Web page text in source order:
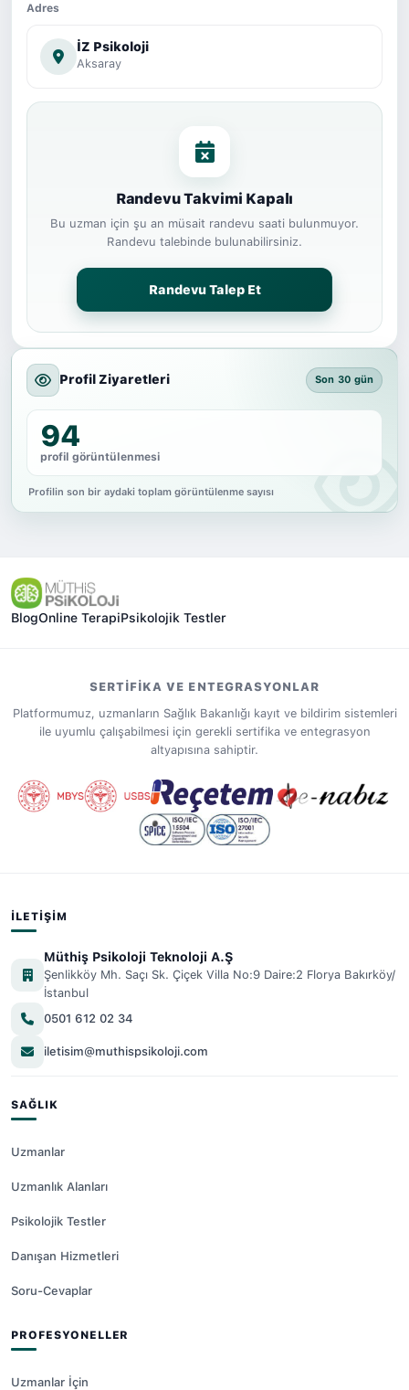
Adres
İZ Psikoloji
Aksaray
Randevu Takvimi Kapalı
Bu uzman için şu an müsait randevu saati bulunmuyor.
Randevu talebinde bulunabilirsiniz.
Randevu Talep Et
Profil Ziyaretleri Son 30 gün
94
profil görüntülenmesi
Profilin son bir aydaki toplam görüntülenme sayısı
BlogOnline TerapiPsikolojik Testler
SERTIFIKA VE ENTEGRASYONLAR
Platformumuz, uzmanların Sağlık Bakanlığı kayıt ve bildirim sistemleri
ile uyumlu çalışabilmesi için gerekli sertifika ve entegrasyon
altyapısına sahiptir.
İLETIŞIM
Müthiş Psikoloji Teknoloji A.Ş
Şenlikköy Mh. Saçı Sk. Çiçek Villa No:9 Daire:2 Florya Bakırköy/
İstanbul
0501 612 02 34
iletisim@muthispsikoloji.com
SAĞLIK
Uzmanlar
Uzmanlık Alanları
Psikolojik Testler
Danışan Hizmetleri
Soru-Cevaplar
PROFESYONELLER
Uzmanlar İçin